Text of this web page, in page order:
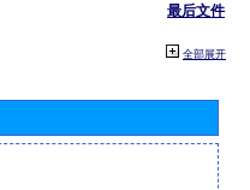
最后文件
全部展开